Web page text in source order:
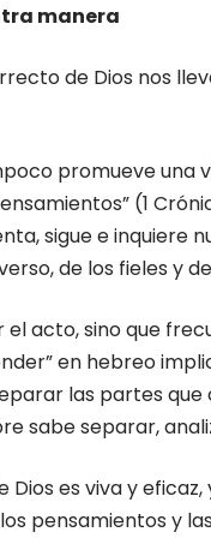
manera
de Dios nos
promueve una
(1
sigue e inquiere
de los fieles y
el acto, sino que
en hebreo
las partes
sabe separar,
Dios es viva y
pensamientos y